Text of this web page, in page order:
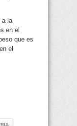
a la
en el
que es
el